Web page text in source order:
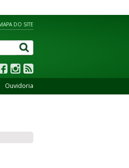
DO SITE
Ouvidoria